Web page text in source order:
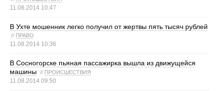
11.08.2014 10:47
В Ухте мошенник легко получил от жертвы пять тысяч рублей
// ПРАВО
11.08.2014 10:36
В Сосногорске пьяная пассажирка вышла из движущейся
машины // ПРОИСШЕСТВИЯ
11.08.2014 09:50